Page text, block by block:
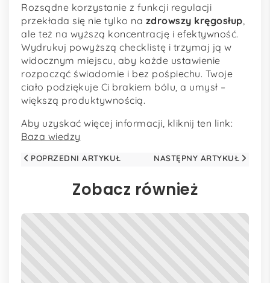
Rozsądne korzystanie z funkcji regulacji
przekłada się nie tylko na zdrowszy kręgosłup
ale też na wyższą koncentrację i efektywność.
Wydrukuj powyższą checklistę i trzymaj ją w
widocznym miejscu, aby każde ustawienie
rozpocząć świadomie i bez pośpiechu. Twoje
ciało podziękuje Ci brakiem bólu, a umysł –
większą produktywnością.
Aby uzyskać więcej informacji, kliknij ten link:
Baza wiedzy
POPRZEDNI ARTYKUŁ NASTĘPNY ARTYKUŁ
Zobacz również